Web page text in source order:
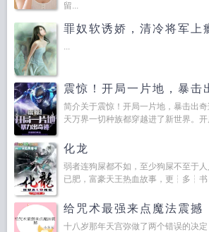
留...
罪奴软诱娇，清冷将军上
...
震惊！开局一片地，暴击
简介关于震惊！开局一片地，暴击出
天万界一切种族都穿越进了新世界。
化龙
弱者连狗屎都不如，至少狗屎不至于
已肥，富豪天王热血故事，更┆多┆
给咒术最强来点魔法震撼
十八岁那年天宫弥做了两个错误的决